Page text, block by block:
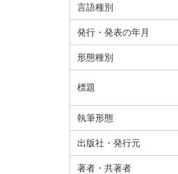
言語種別
発行・発表の年月
形態種別
標題
執筆形態
出版社・発行元
著者・共著者